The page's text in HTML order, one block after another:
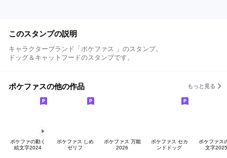
このスタンプの説明
キャラクターブランド「ポケファス 」のスタンプ。
ドッグ＆キャットフードのスタンプです。
ポケファスの他の作品 もっと見る
ポケファの動く
絵文字2024
ポケファス しめ
ゼリフ
ポケファス 万能
2026
ポケファス セカ
ンドドッグ
ポケファス
文字2025